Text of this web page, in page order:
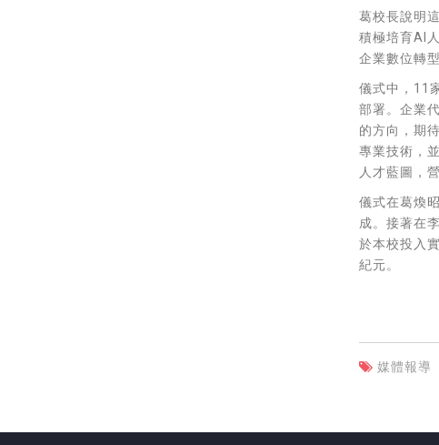
葛校長說明
積極培育AI
企業數位轉
儀式中，11
部署。企業
的方向，期
專業技術，
人才藍圖，
儀式在葛煥
成。接著在
於本校投入
紀元。
媒體報導